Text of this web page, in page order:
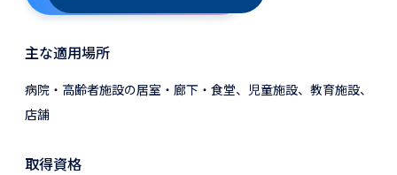
主な適用場所
病院・高齢者施設の居室・廊下・食堂、児童施設、教育施設、
店舗
取得資格